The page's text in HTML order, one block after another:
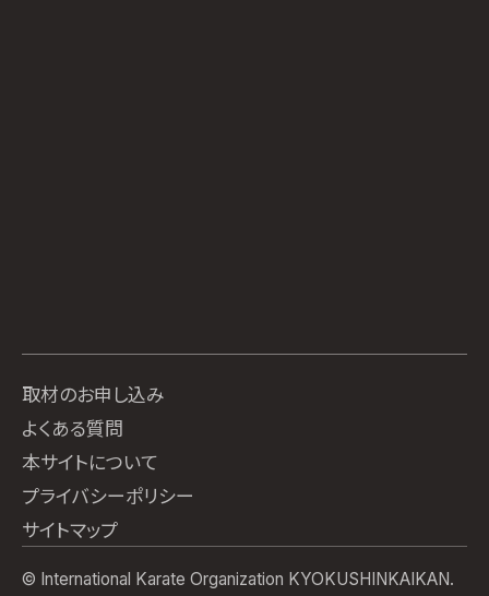
取材のお申し込み
よくある質問
本サイトについて
プライバシーポリシー
サイトマップ
© International Karate Organization KYOKUSHINKAIKAN.